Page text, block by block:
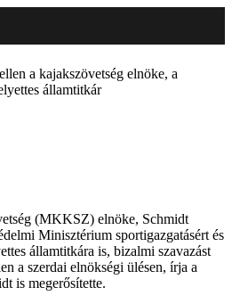
a kajakszövetség elnöke, a
államtitkár
(MKKSZ) elnöke, Schmidt
Minisztérium sportigazgatásért és
államtitkára is, bizalmi szavazást
a szerdai elnökségi ülésen, írja a
is megerősítette.